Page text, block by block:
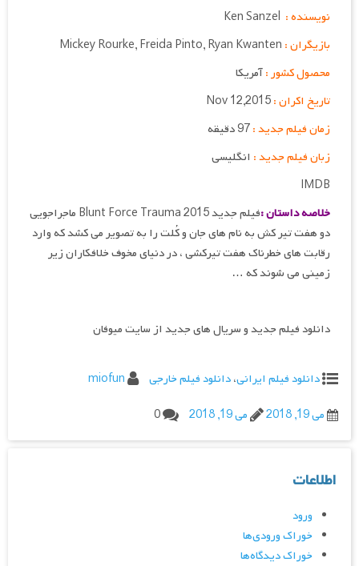
نویسنده :
بازیگران :
محصول کشور :آمریکا
تاریخ اکران :
زمان فیلم جدید :
زبان فیلم جدید : انگلیسی
IMDB
خلاصه داستان :
فیلم جدید Blunt Force Trauma 2015 ماجراجویی
دو هفت تیر کش به نام های جان و کُلت را به تصویر می کشد که وارد
رقابت های خطرناک هفت‌ تیرکشی ، در دنیای مخوف خلافکاران زیر
زمینی می شوند که …
دانلود فیلم جدید و سریال های جدید از سایت میوفان
دانلود فیلم ایرانی،دانلود فیلم خارجی
miofun
می 19, 2018
می 19, 2018 0
اطلاعات
ورود
خوراک ورودی‌ها
خوراک دیدگاه‌ها